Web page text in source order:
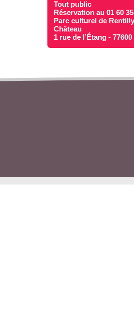
Tout public
Réservation au 01 60
Parc culturel de
Château
1 rue de l’Étang -